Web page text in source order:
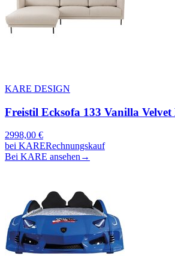
KARE DESIGN
Freistil Ecksofa 133 Vanilla
2998,00 €
bei KARERechnungskauf
Bei KARE ansehen →